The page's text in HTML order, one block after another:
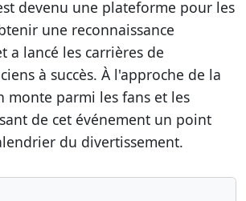
devenu une plateforme pour les
une reconnaissance
a lancé les carrières de
à succès. À l'approche de la
monte parmi les fans et les
de cet événement un point
du divertissement.